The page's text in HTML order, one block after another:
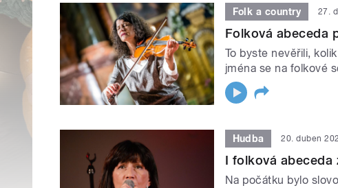
Folk a country 27.
Folková abeceda
To byste nevěřili,
jména se na folkové
Hudba 20. duben
I folková abeceda
Na počátku bylo